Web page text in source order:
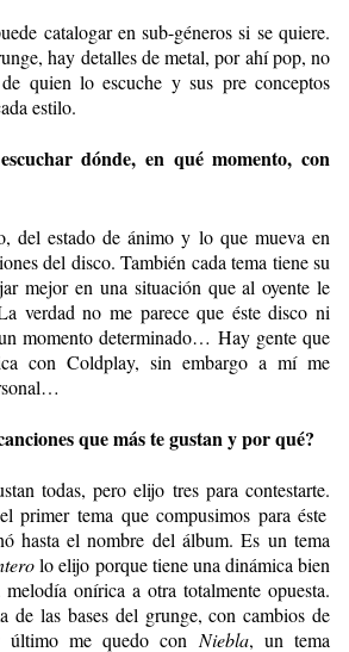
catalogar en sub-géneros si se quiere.
hay detalles de metal, por ahí pop, no
quien lo escuche y sus pre conceptos
estilo.
dónde, en qué momento, con
del estado de ánimo y lo que mueva en
del disco. También cada tema tiene su
mejor en una situación que al oyente le
verdad no me parece que éste disco ni
momento determinado… Hay gente que
con Coldplay, sin embargo a mí me
que más te gustan y por qué?
todas, pero elijo tres para contestarte.
primer tema que compusimos para éste
hasta el nombre del álbum. Es un tema
lo elijo porque tiene una dinámica bien
onírica a otra totalmente opuesta.
de las bases del grunge, con cambios de
último me quedo con Niebla, un tema